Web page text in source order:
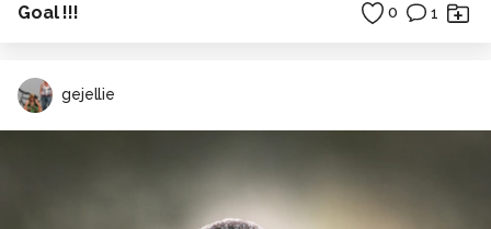
Goal !!! 0 1
gejellie